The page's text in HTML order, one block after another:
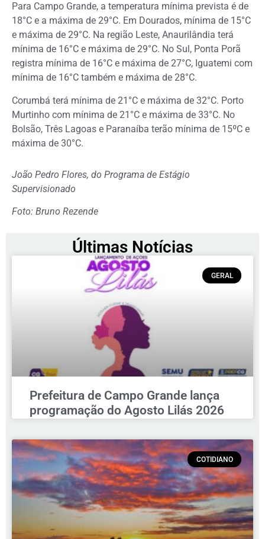
Para Campo Grande, a temperatura mínima prevista é de
18°C e a máxima de 29°C. Em Dourados, mínima de 15°C
e máxima de 29°C. Na região Leste, Anaurilândia terá
mínima de 16°C e máxima de 29°C. No Sul, Ponta Porã
registra mínima de 16°C e máxima de 27°C, Iguatemi com
mínima de 16°C também e máxima de 28°C.
Corumbá terá mínima de 21°C e máxima de 32°C. Porto
Murtinho com mínima de 21°C e máxima de 33°C. No
Bolsão, Três Lagoas e Paranaíba terão mínima de 15ºC e
máxima de 30°C.
João Pedro Flores, do Programa de Estágio
Supervisionado
Foto: Bruno Rezende
Últimas Notícias
GERAL
Prefeitura de Campo Grande lança
programação do Agosto Lilás 2026
COTIDIANO